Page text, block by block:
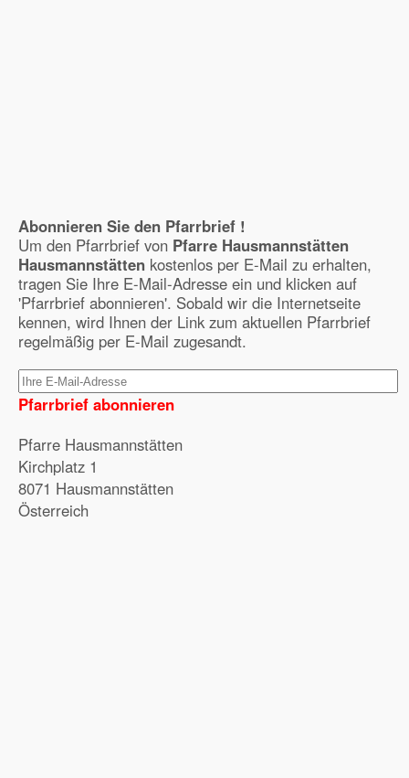
Abonnieren Sie den Pfarrbrief !
Um den Pfarrbrief von Pfarre Hausmannstätten
Hausmannstätten kostenlos per E-Mail zu erhalten,
tragen Sie Ihre E-Mail-Adresse ein und klicken auf
'Pfarrbrief abonnieren'. Sobald wir die Internetseite
kennen, wird Ihnen der Link zum aktuellen Pfarrbrief
regelmäßig per E-Mail zugesandt.
Pfarrbrief abonnieren
Pfarre Hausmannstätten
Kirchplatz 1
8071 Hausmannstätten
Österreich